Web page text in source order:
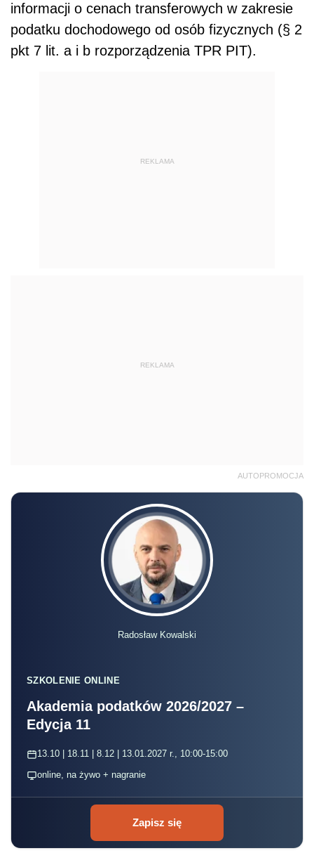
informacji o cenach transferowych w zakresie
podatku dochodowego od osób fizycznych (§ 2
pkt 7 lit. a i b rozporządzenia TPR PIT).
REKLAMA
REKLAMA
AUTOPROMOCJA
Radosław Kowalski
SZKOLENIE ONLINE
Akademia podatków 2026/2027 –
Edycja 11
13.10 | 18.11 | 8.12 | 13.01.2027 r., 10:00-15:00
online, na żywo + nagranie
Zapisz się